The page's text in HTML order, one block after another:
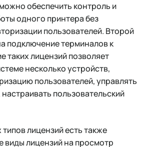
обеспечить контроль и
одного принтера без
пользователей. Второй
подключение терминалов к
таких лицензий позволяет
несколько устройств,
пользователей, управлять
пользовательский
лицензий есть также
виды лицензий на просмотр